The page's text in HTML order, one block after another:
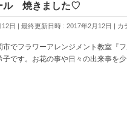
ル 焼きました♡
日 最終更新日時 : 2017年2月12日 カ
市でフラワーアレンジメント教室『
子です。お花の事や日々の出来事を